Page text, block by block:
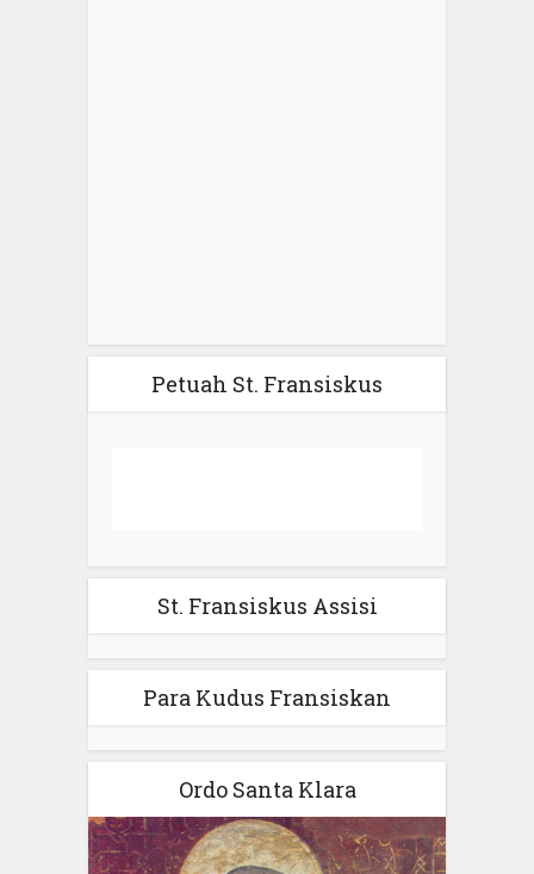
Petuah St. Fransiskus
St. Fransiskus Assisi
Para Kudus Fransiskan
Ordo Santa Klara